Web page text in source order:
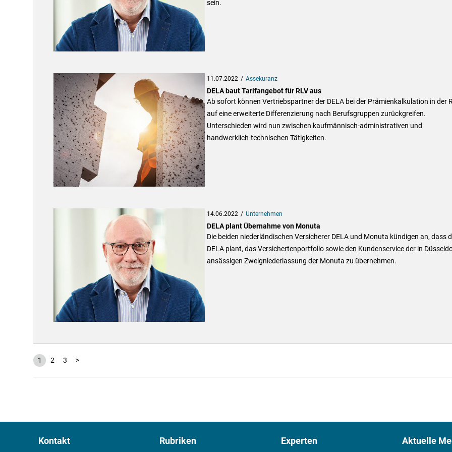
sein.
11.07.2022 Assekuranz
DELA baut Tarifangebot für RLV aus
Ab sofort können Vertriebspartner der DELA bei der Prämienkalkulation in der
auf eine erweiterte Differenzierung nach Berufsgruppen zurückgreifen.
Unterschieden wird nun zwischen kaufmännisch-administrativen und
handwerklich-technischen Tätigkeiten.
14.06.2022 Unternehmen
DELA plant Übernahme von Monuta
Die beiden niederländischen Versicherer DELA und Monuta kündigen an, dass
DELA plant, das Versichertenportfolio sowie den Kundenservice der in
ansässigen Zweigniederlassung der Monuta zu übernehmen.
1 2 3 >
Kontakt Rubriken Experten Aktuelle